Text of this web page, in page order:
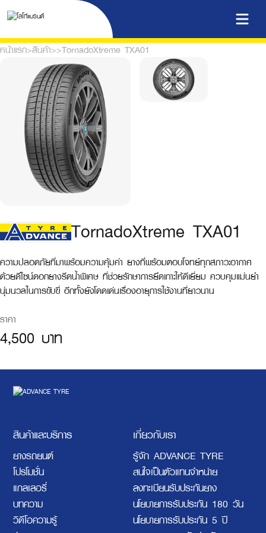
หน้าแรก>สินค้า>>TornadoXtreme TXA01
TornadoXtreme TXA01
ความปลอดภัยที่มาพร้อมความคุ้มค่า ยางที่พร้อมตอบโจทย์ทุกสภาวะอากาศ
ด้วยดีไซน์ดอกยางรีดน้ำพิเศษ ที่ช่วยรักษาการยึดเกาะให้ดีเยี่ยม ควบคุมแม่นยำ
นุ่มนวลในการขับขี่ อีกทั้งยังโดดเด่นเรื่องอายุการใช้งานที่ยาวนาน
ราคา
4,500 บาท
สินค้าและบริการ
ยางรถยนต์
โปรโมชั่น
แกลเลอรี่
บทความ
วิดีโอความรู้
เกี่ยวกับเรา
รู้จัก ADVANCE TYRE
สนใจเป็นตัวแทนจำหน่าย
ลงทะเบียนรับประกันยาง
นโยบายการรับประกัน 180 วัน
นโยบายการรับประกัน 5 ปี